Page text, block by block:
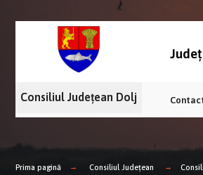
Consiliul Județean Dolj
Prima pagină Consiliul Județean